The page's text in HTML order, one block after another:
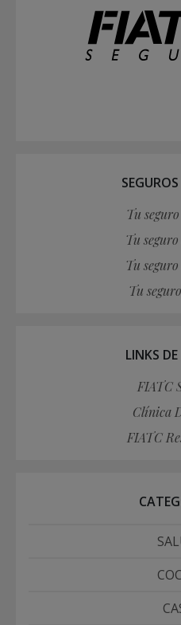
Tu
Tu
Tu
Tu
LINKS
FIATC
Clínica
FIATC